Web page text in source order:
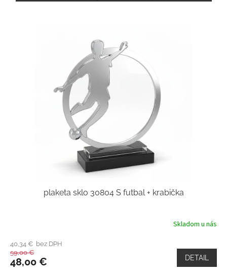
plaketa sklo 30804 S futbal + krabička
Skladom u nás
40,34 € bez DPH
59,00 €
48,00 € DETAIL